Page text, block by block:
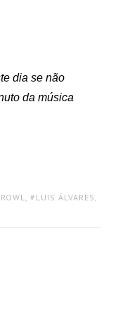
dia se não
da música
, LUIS ÁLVARES ,